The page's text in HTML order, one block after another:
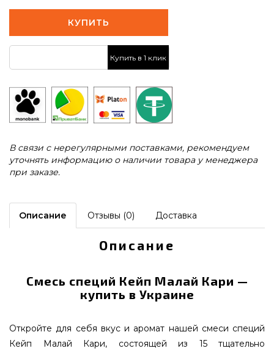
КУПИТЬ
Купить в 1 клик
В связи с нерегулярными поставками, рекомендуем
уточнять информацию о наличии товара у менеджера
при заказе.
Описание Отзывы (0) Доставка
Описание
Смесь специй Кейп Малай Кари —
купить в Украине
Откройте для себя вкус и аромат нашей смеси специй
Кейп Малай Кари, состоящей из 15 тщательно